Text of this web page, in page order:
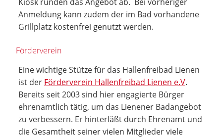
Anmeldung kann zudem der im Bad vorhandene
Grillplatz kostenfrei genutzt werden.
Förderverein
Eine wichtige Stütze für das Hallenfreibad Lienen
ist der Förderverein Hallenfreibad Lienen e.V.
Bereits seit 2003 sind hier engagierte Bürger
ehrenamtlich tätig, um das Lienener Badangebot
zu verbessern. Er hinterläßt durch Ehrenamt und
die Gesamtheit seiner vielen Mitglieder viele